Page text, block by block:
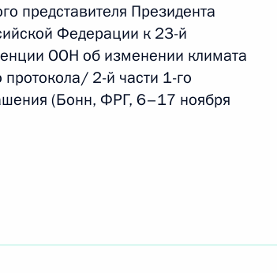
представителя Президента
Федерации к 23-й
ООН об изменении климата
2-й части 1-го
(Бонн, ФРГ, 6–17 ноября